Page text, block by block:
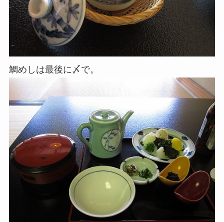
鯛めしは最後に〆で。